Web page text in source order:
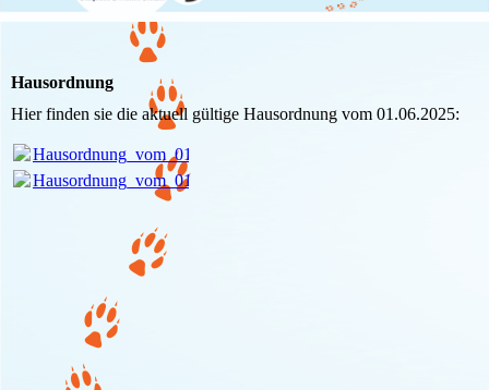
Hausordnung
Hier finden sie die aktuell gültige Hausordnung vom 01.06.2025:
Hausordnung_vom_01.06.2025.pdf
Hausordnung_vom_01.06.2025.pdf